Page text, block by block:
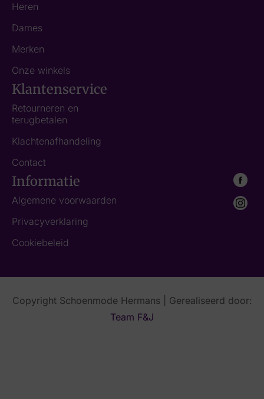
Heren
Dames
Merken
Onze winkels
Klantenservice
Retourneren en
terugbetalen
Klachtenafhandeling
Contact
Informatie
Algemene voorwaarden
Privacyverklaring
Cookiebeleid
Copyright Schoenmode Hermans | Gerealiseerd door:
Team F&J